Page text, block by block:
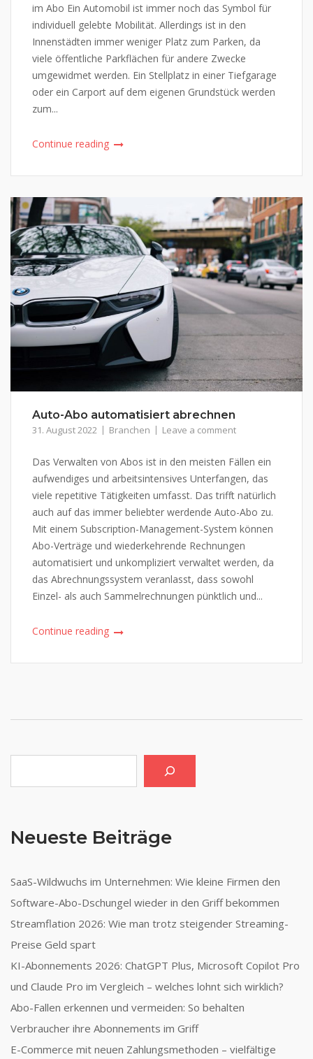
im Abo Ein Automobil ist immer noch das Symbol für
individuell gelebte Mobilität. Allerdings ist in den
Innenstädten immer weniger Platz zum Parken, da
viele öffentliche Parkflächen für andere Zwecke
umgewidmet werden. Ein Stellplatz in einer Tiefgarage
oder ein Carport auf dem eigenen Grundstück werden
zum...
Continue reading
Auto-Abo automatisiert abrechnen
31. August 2022 Branchen Leave a comment
Das Verwalten von Abos ist in den meisten Fällen ein
aufwendiges und arbeitsintensives Unterfangen, das
viele repetitive Tätigkeiten umfasst. Das trifft natürlich
auch auf das immer beliebter werdende Auto-Abo zu.
Mit einem Subscription-Management-System können
Abo-Verträge und wiederkehrende Rechnungen
automatisiert und unkompliziert verwaltet werden, da
das Abrechnungssystem veranlasst, dass sowohl
Einzel- als auch Sammelrechnungen pünktlich und...
Continue reading
Neueste Beiträge
SaaS-Wildwuchs im Unternehmen: Wie kleine Firmen den
Software-Abo-Dschungel wieder in den Griff bekommen
Streamflation 2026: Wie man trotz steigender Streaming-
Preise Geld spart
KI-Abonnements 2026: ChatGPT Plus, Microsoft Copilot Pro
und Claude Pro im Vergleich – welches lohnt sich wirklich?
Abo-Fallen erkennen und vermeiden: So behalten
Verbraucher ihre Abonnements im Griff
E-Commerce mit neuen Zahlungsmethoden – vielfältige